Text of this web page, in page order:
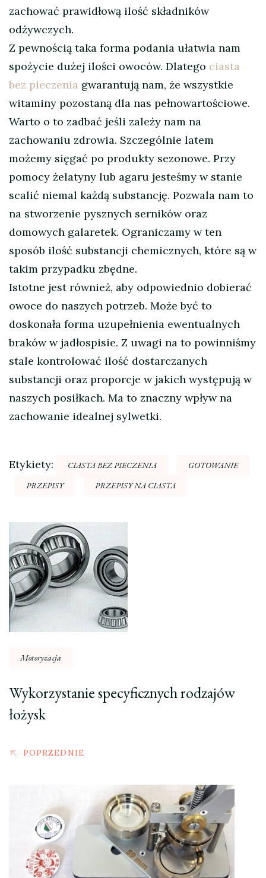
zachować prawidłową ilość składników
odżywczych.
Z pewnością taka forma podania ułatwia nam
spożycie dużej ilości owoców. Dlatego ciasta
bez pieczenia gwarantują nam, że wszystkie
witaminy pozostaną dla nas pełnowartościowe.
Warto o to zadbać jeśli zależy nam na
zachowaniu zdrowia. Szczególnie latem
możemy sięgać po produkty sezonowe. Przy
pomocy żelatyny lub agaru jesteśmy w stanie
scalić niemal każdą substancję. Pozwala nam to
na stworzenie pysznych serników oraz
domowych galaretek. Ograniczamy w ten
sposób ilość substancji chemicznych, które są w
takim przypadku zbędne.
Istotne jest również, aby odpowiednio dobierać
owoce do naszych potrzeb. Może być to
doskonała forma uzupełnienia ewentualnych
braków w jadłospisie. Z uwagi na to powinniśmy
stale kontrolować ilość dostarczanych
substancji oraz proporcje w jakich występują w
naszych posiłkach. Ma to znaczny wpływ na
zachowanie idealnej sylwetki.
Etykiety: CIASTA BEZ PIECZENIA
GOTOWANIE
PRZEPISY
PRZEPISY NA CIASTA
Nawigacja
wpisu
Motoryzacja
Wykorzystanie specyficznych rodzajów
łożysk
POPRZEDNIE